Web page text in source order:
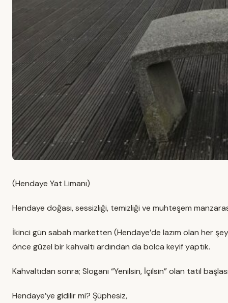
(Hendaye Yat Limanı)
Hendaye doğası, sessizliği, temizliği ve muhteşem
İkinci gün sabah marketten (Hendaye’de lazım olan her
önce güzel bir kahvaltı ardından da bolca keyif yaptık.
Kahvaltıdan sonra; Sloganı “Yenilsin, İçilsin” olan tatil
Hendaye’ye gidilir mi? Şüphesiz,